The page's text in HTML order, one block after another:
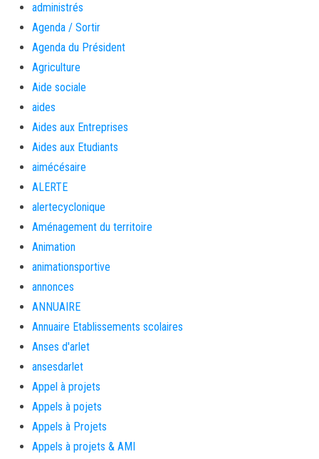
administrés
Agenda / Sortir
Agenda du Président
Agriculture
Aide sociale
aides
Aides aux Entreprises
Aides aux Etudiants
aimécésaire
ALERTE
alertecyclonique
Aménagement du territoire
Animation
animationsportive
annonces
ANNUAIRE
Annuaire Etablissements scolaires
Anses d'arlet
ansesdarlet
Appel à projets
Appels à pojets
Appels à Projets
Appels à projets & AMI